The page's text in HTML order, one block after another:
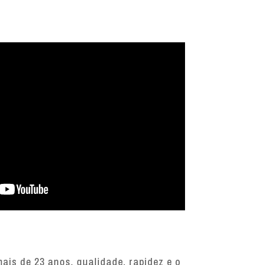
de 23 anos, qualidade, rapidez e o